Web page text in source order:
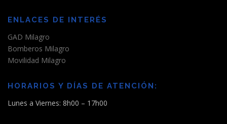
ENLACES DE INTERÉS
GAD Milagro
Bomberos Milagro
Movilidad Milagro
HORARIOS Y DÍAS DE ATENCIÓN:
Lunes a Viernes: 8h00 – 17h00